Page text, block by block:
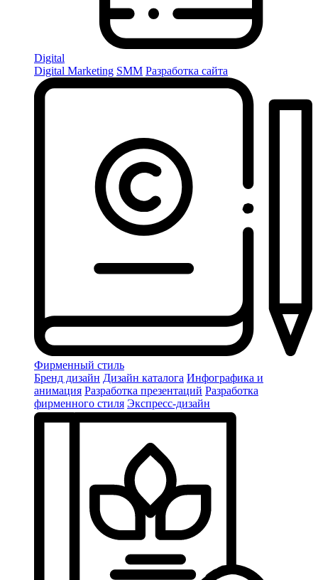
Digital
Digital Marketing SMM Разработка сайта
Фирменный стиль
Бренд дизайн Дизайн каталога Инфографика и
анимация Разработка презентаций Разработка
фирменного стиля Экспресс-дизайн